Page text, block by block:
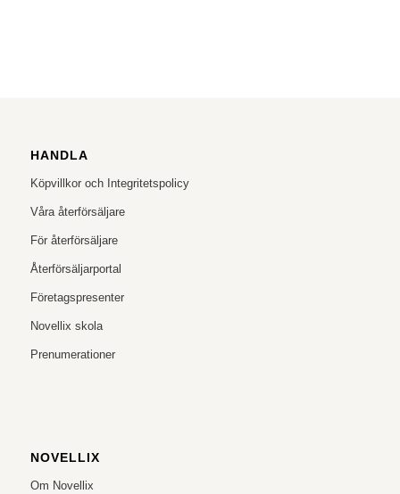
HANDLA
Köpvillkor och Integritetspolicy
Våra återförsäljare
För återförsäljare
Återförsäljarportal
Företagspresenter
Novellix skola
Prenumerationer
NOVELLIX
Om Novellix